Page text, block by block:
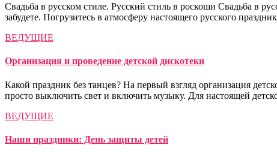
Свадьба в русском стиле. Русский стиль в роскоши Cвадьба в
забудете. Погрузитесь в атмосферу настоящего русского
ВЕДУЩИЕ
Организация и проведение детской дискотеки
Какой праздник без танцев? На первый взгляд организация
просто выключить свет и включить музыку. Для настоящей
ВЕДУЩИЕ
Наши праздники: День защиты детей